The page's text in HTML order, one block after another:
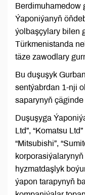
Berdimuhamedow
Ýaponiýanyň
ýolbaşçylary bilen
Türkmenistanda
täze zawodlary
Bu duşuşyk
sentýabrdan 1-nji
saparynyň
Duşuşyga
Ltd”, “Komatsu
“Mitsubishi”,
hyzmatdaşlyk
ýapon tarapynyň